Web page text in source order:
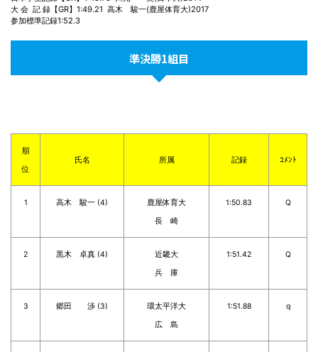
大 会  記 録【GR】1:49.21  高木　駿一(鹿屋体育大)2017
参加標準記録1:52.3
準決勝1組目
順
位
氏名 所属 記録 ｺﾒﾝﾄ
1 高木 駿一 (4)
鹿屋体育大
長 崎
1:50.83 Q
2 黒木 卓真 (4)
近畿大
兵 庫
1:51.42 Q
3 郷田 渉 (3)
環太平洋大
広 島
1:51.88 q